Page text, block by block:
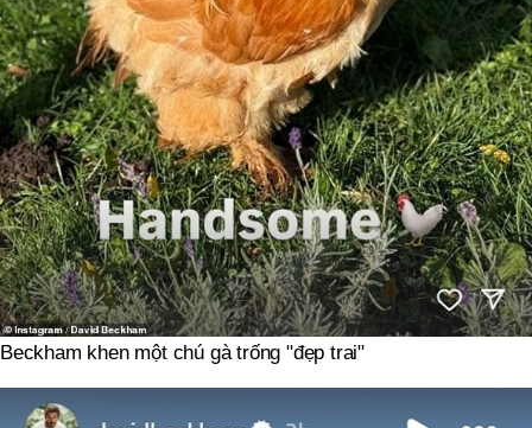
Beckham khen một chú gà trống "đẹp trai"